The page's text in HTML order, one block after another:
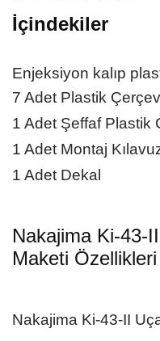
İçindekiler
Enjeksiyon kalıp
7 Adet Plastik
1 Adet Şeffaf Plastik
1 Adet Montaj
1 Adet Dekal
Nakajima Ki-43-
Maketi Özellikleri
Nakajima Ki-43-II